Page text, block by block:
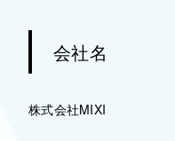
会社名
株式会社MIXI